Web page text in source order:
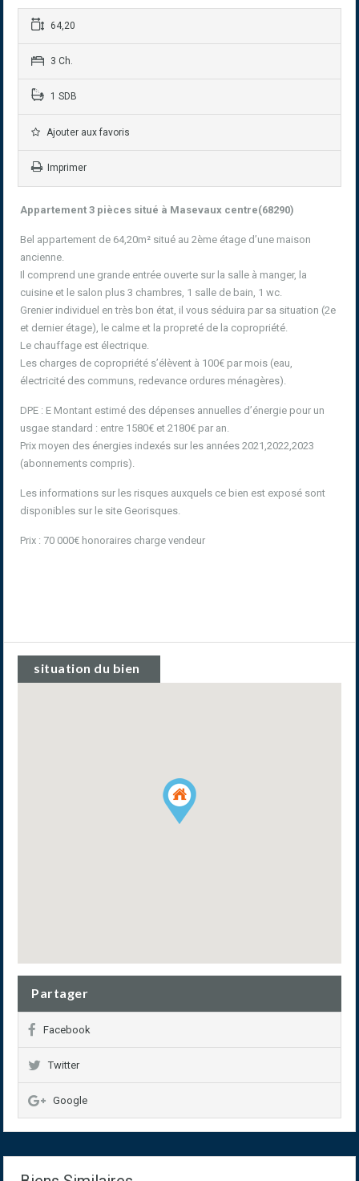
64,20
3 Ch.
1 SDB
Ajouter aux favoris
Imprimer
Appartement 3 pièces situé à Masevaux centre(68290)
Bel appartement de 64,20m² situé au 2ème étage d’une maison
ancienne.
Il comprend une grande entrée ouverte sur la salle à manger, la
cuisine et le salon plus 3 chambres, 1 salle de bain, 1 wc.
Grenier individuel en très bon état, il vous séduira par sa situation (2e
et dernier étage), le calme et la propreté de la copropriété.
Le chauffage est électrique.
Les charges de copropriété s’élèvent à 100€ par mois (eau,
électricité des communs, redevance ordures ménagères).
DPE : E Montant estimé des dépenses annuelles d’énergie pour un
usgae standard : entre 1580€ et 2180€ par an.
Prix moyen des énergies indexés sur les années 2021,2022,2023
(abonnements compris).
Les informations sur les risques auxquels ce bien est exposé sont
disponibles sur le site Georisques.
Prix : 70 000€ honoraires charge vendeur
situation du bien
Partager
Facebook
Twitter
Google